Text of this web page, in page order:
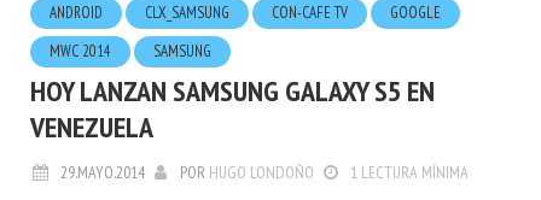
ANDROID CLX_SAMSUNG CON-CAFE TV
GOOGLE
MWC 2014
SAMSUNG
HOY LANZAN SAMSUNG GALAXY S5 EN
VENEZUELA
29.MAYO.2014 POR HUGO LONDOÑO 1 LECTURA MÍNIMA